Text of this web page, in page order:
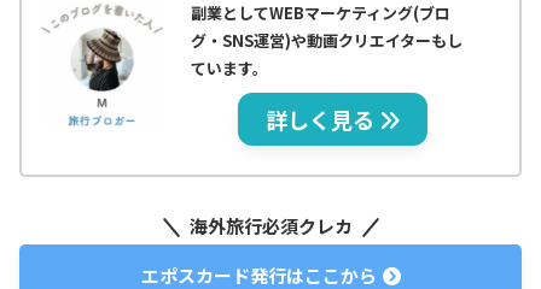
副業としてWEBマーケティング(ブロ
グ・SNS運営)や動画クリエイターもし
ています。
詳しく見る
海外旅行必須クレカ
エポスカード発行はここから